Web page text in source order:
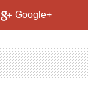
Google+